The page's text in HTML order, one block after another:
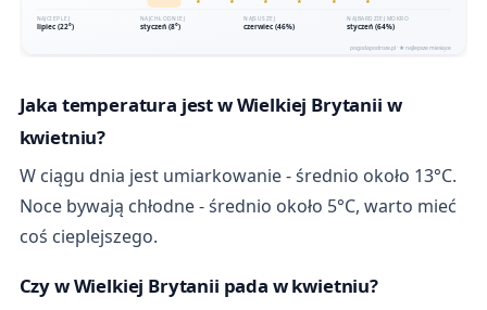
Jaka temperatura jest w Wielkiej Brytanii w
kwietniu?
W ciągu dnia jest umiarkowanie - średnio około 13°C.
Noce bywają chłodne - średnio około 5°C, warto mieć
coś cieplejszego.
Czy w Wielkiej Brytanii pada w kwietniu?